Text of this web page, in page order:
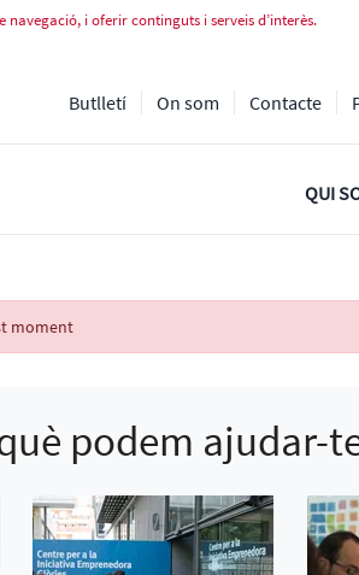
i oferir continguts i serveis d’interès.
Butlletí On som Contacte
QUI
moment
podem ajudar-